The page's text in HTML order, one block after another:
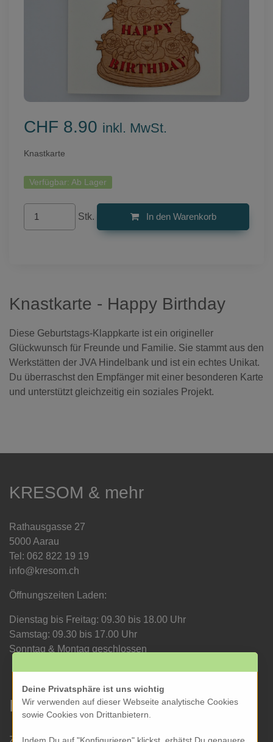
CHF 8.90 inkl. MwSt.
Knastkarte
Verfügbar: Ab Lager
Stk. In den Warenkorb
Knastkarte - Happy Birthday
Diese Geburtstags-Klappkarte ist ein origineller
Glückwunsch für Freunde und Familie. Sie stammt aus den
Werkstätten der JVA Hindelbank und ist ein echtes Unikat.
Du überraschst den Empfänger mit einer besonderen Karte
und unterstützt gleichzeitig ein soziales Projekt.
KRESOM & mehr
Rathausgasse 27
5000 Aarau
Tel: 062 822 19 19
info@kresom.ch
Öffnungszeiten Laden:
Dienstag bis Freitag: 09.30 bis 18.00 Uhr
Samstag: 09.30 bis 17.00 Uhr
Sonntag & Montag geschlossen
Informationen
Zahlung und Versand
Deine Privatsphäre ist uns wichtig
Wir verwenden auf dieser Webseite analytische Cookies
sowie Cookies von Drittanbietern.